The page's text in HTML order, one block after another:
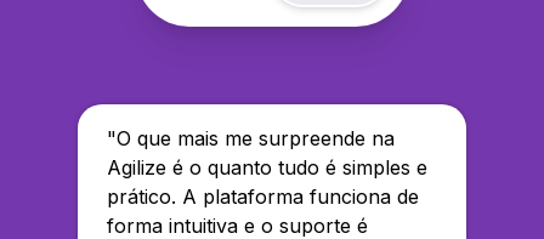
"O que mais me surpreende na
Agilize é o quanto tudo é simples e
prático. A plataforma funciona de
forma intuitiva e o suporte é